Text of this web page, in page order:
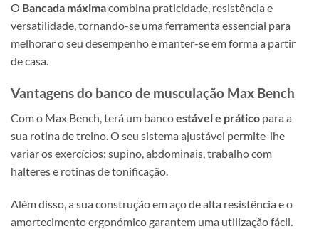
O Bancada máximacombina praticidade, resistência e
versatilidade, tornando-se uma ferramenta essencial para
melhorar o seu desempenho e manter-se em forma a partir
de casa.
Vantagens do banco de musculação Max Bench
Com o Max Bench, terá um bancoestável e prático para a
sua rotina de treino. O seu sistema ajustável permite-lhe
variar os exercícios: supino, abdominais, trabalho com
halteres e rotinas de tonificação.
Além disso, a sua construção em aço de alta resistência e o
amortecimento ergonómico garantem uma utilização fácil.